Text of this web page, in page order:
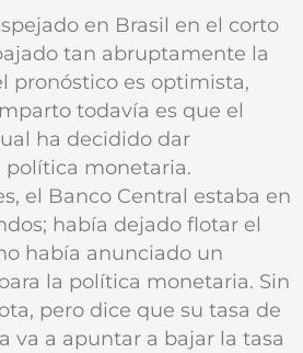
en Brasil en el corto
tan abruptamente la
pronóstico es optimista,
todavía es que el
ha decidido dar
monetaria.
el Banco Central estaba en
había dejado flotar el
había anunciado un
la política monetaria. Sin
pero dice que su tasa de
va a apuntar a bajar la tasa